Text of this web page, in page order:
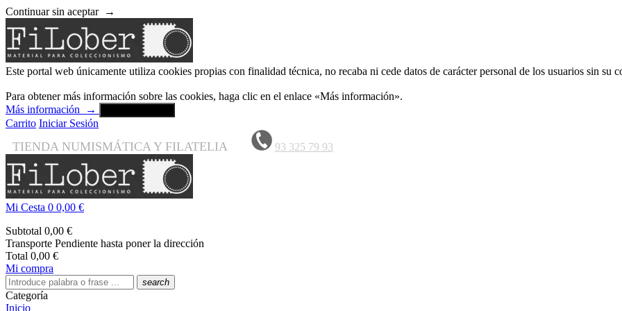
Continuar sin aceptar →
Este portal web únicamente utiliza cookies propias con finalidad técnica, no recaba ni cede datos de carácter personal de los usuarios sin su
Para obtener más información sobre las cookies, haga clic en el enlace «Más información».
Más información
→
Carrito Iniciar Sesión
TIENDA NUMISMÁTICA Y FILATELIA 93 325 79 93
Mi Cesta 0 0,00 €
Subtotal 0,00 €
Transporte Pendiente hasta poner la dirección
Total 0,00 €
Mi compra
search
Categoría
Inicio